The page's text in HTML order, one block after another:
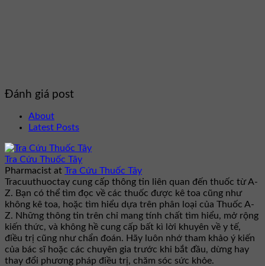
Đánh giá post
About
Latest Posts
Tra Cứu Thuốc Tây
Pharmacist at Tra Cứu Thuốc Tây
Tracuuthuoctay cung cấp thông tin liên quan đến thuốc từ A-
Z. Bạn có thể tìm đọc về các thuốc được kê toa cũng như
không kê toa, hoặc tìm hiểu dựa trên phân loại của Thuốc A-
Z. Những thông tin trên chỉ mang tính chất tìm hiểu, mở rộng
kiến thức, và không hề cung cấp bất kì lời khuyên về y tế,
điều trị cũng như chẩn đoán. Hãy luôn nhớ tham khảo ý kiến
của bác sĩ hoặc các chuyên gia trước khi bắt đầu, dừng hay
thay đổi phương pháp điều trị, chăm sóc sức khỏe.